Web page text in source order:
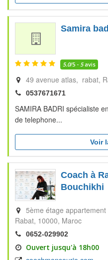
Samira
5.0/5 - 5avis
49 avenue atlas, rabat
0537671671
SAMIRA BADRI spécialiste
de telephone...
Voir
Coach à
Bouchikhi
5ème étage
Rabat 10000 Maroc
0652-029902
Ouvert jusqu'à 18h00